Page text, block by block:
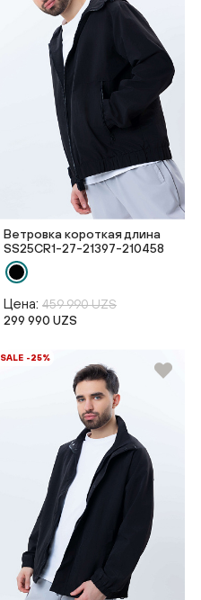
Ветровка короткая длина
SS25CR1-27-21397-210458
Цена: 459 990 UZS
299 990 UZS
SALE -25%